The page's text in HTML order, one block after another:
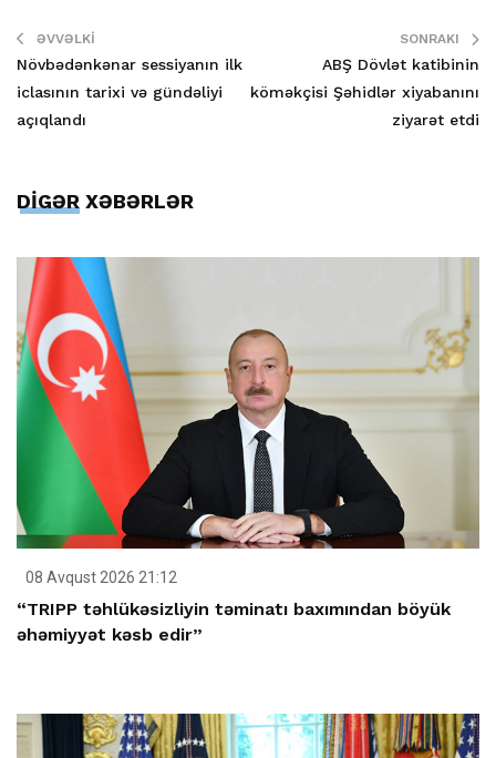
ƏVVƏLKI
Növbədənkənar sessiyanın ilk
iclasının tarixi və gündəliyi
açıqlandı
SONRAKI
ABŞ Dövlət katibinin
köməkçisi Şəhidlər xiyabanını
ziyarət etdi
DİGƏR XƏBƏRLƏR
08 Avqust 2026 21:12
“TRIPP təhlükəsizliyin təminatı baxımından böyük
əhəmiyyət kəsb edir”